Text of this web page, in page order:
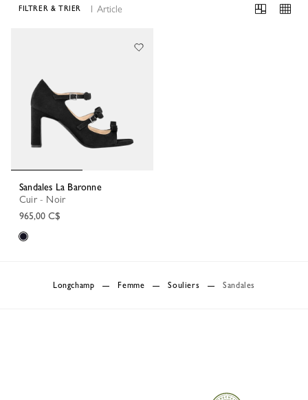
1 Article
FILTRER & TRIER
Sandales La Baronne
Cuir - Noir
965,00 C$
Longchamp Femme Souliers Sandales